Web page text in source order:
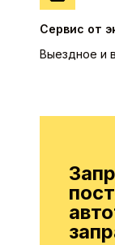
Сервис от
Выездное и
а